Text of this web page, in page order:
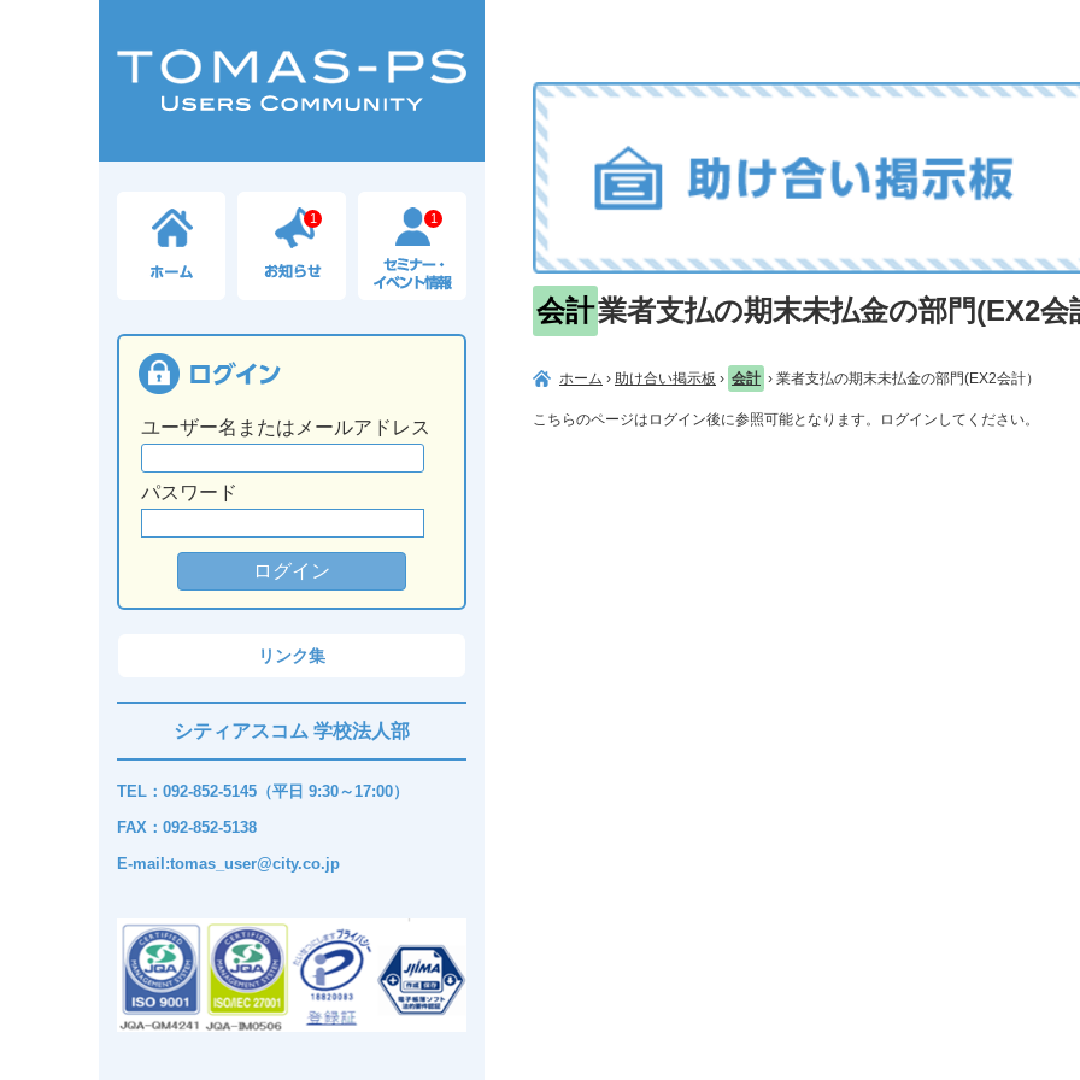
1 1
ユーザー名またはメールアドレス
パスワード
リンク集
シティアスコム 学校法人部
TEL：092-852-5145（平日 9:30～17:00）
FAX：092-852-5138
E-mail:tomas_user@city.co.jp
会計業者支払の期末未払金の部門(EX2会
ホーム › 助け合い掲示板 › 会計 › 業者支払の期末未払金の部門(EX2会計）
こちらのページはログイン後に参照可能となります。ログインしてください。